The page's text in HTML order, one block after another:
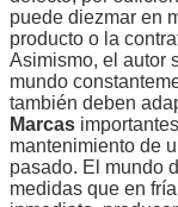
puede diezmar en
producto o la
Asimismo, el autor
mundo
también deben
Marcas
mantenimiento de
pasado. El mundo
medidas que en